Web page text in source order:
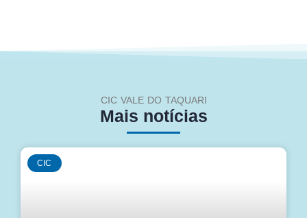
CIC VALE DO TAQUARI
Mais notícias
CIC